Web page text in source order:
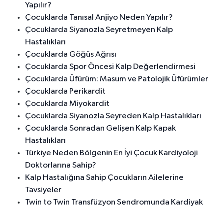
Yapılır?
Çocuklarda Tanısal Anjiyo Neden Yapılır?
Çocuklarda Siyanozla Seyretmeyen Kalp
Hastalıkları
Çocuklarda Göğüs Ağrısı
Çocuklarda Spor Öncesi Kalp Değerlendirmesi
Çocuklarda Üfürüm: Masum ve Patolojik Üfürümler
Çocuklarda Perikardit
Çocuklarda Miyokardit
Çocuklarda Siyanozla Seyreden Kalp Hastalıkları
Çocuklarda Sonradan Gelişen Kalp Kapak
Hastalıkları
Türkiye Neden Bölgenin En İyi Çocuk Kardiyoloji
Doktorlarına Sahip?
Kalp Hastalığına Sahip Çocukların Ailelerine
Tavsiyeler
Twin to Twin Transfüzyon Sendromunda Kardiyak